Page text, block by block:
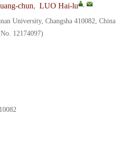
chun, LUO Hai-lu ,
University, Changsha 410082, China
12174097)